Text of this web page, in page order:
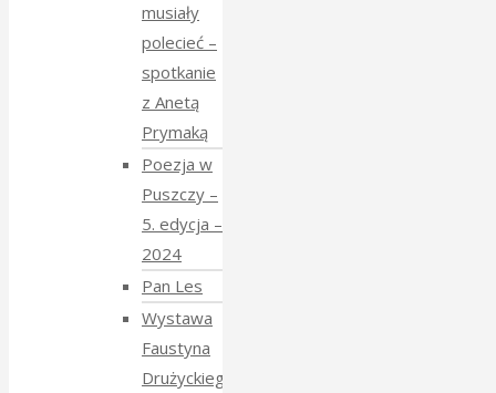
musiały
polecieć –
spotkanie
z Anetą
Prymaką
Poezja w
Puszczy –
5. edycja –
2024
Pan Les
Wystawa
Faustyna
Drużyckiego